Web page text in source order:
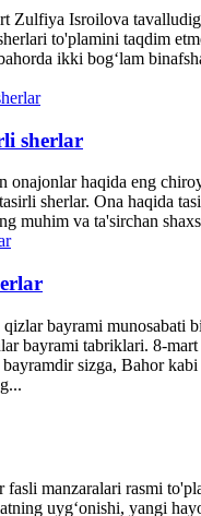
Zulfiya Isroilova
to'plamini taqdim
ikki bogʻlam
sherlar
onajonlar haqida eng
sherlar. Ona haqida
muhim va ta'sirchan
bayrami munosabati
bayrami tabriklari. 8-mart
sizga, Bahor kabi
fasli manzaralari rasmi
uyg‘onishi, yangi